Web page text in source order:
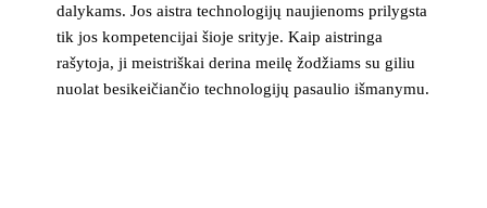
dalykams. Jos aistra technologijų naujienoms prilygsta
tik jos kompetencijai šioje srityje. Kaip aistringa
rašytoja, ji meistriškai derina meilę žodžiams su giliu
nuolat besikeičiančio technologijų pasaulio išmanymu.